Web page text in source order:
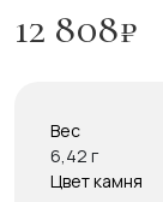
12 808₽
Вес
6,42 г
Цвет камня